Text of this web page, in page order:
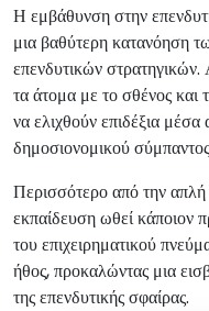
Η εμβάθυνση στην
μια βαθύτερη κατανόηση
επενδυτικών στρατηγικών.
τα άτομα με το σθένος και
να ελιχθούν επιδέξια μέσα
δημοσιονομικού
Περισσότερο από την
εκπαίδευση ωθεί κάποιον
του επιχειρηματικού
ήθος, προκαλώντας μια
της επενδυτικής σφαίρας.